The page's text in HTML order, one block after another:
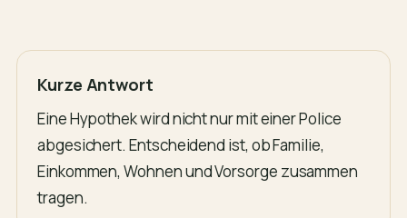
Kurze Antwort
Eine Hypothek wird nicht nur mit einer Police
abgesichert. Entscheidend ist, ob Familie,
Einkommen, Wohnen und Vorsorge zusammen
tragen.